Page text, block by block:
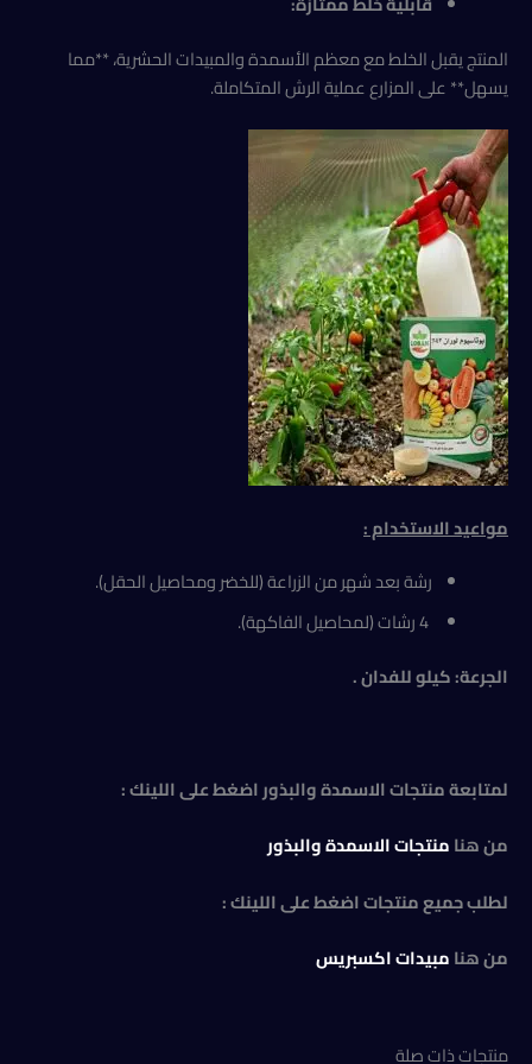
المنتج يقبل الخلط مع معظم الأسمدة والمبيدات الحشرية، **مما
يسهل** على المزارع عملية الرش المتكاملة.
مواعيد الاستخدام :
رشة بعد شهر من الزراعة (للخضر ومحاصيل الحقل).
الجرعة: كيلو للفدان .
لمتابعة منتجات الاسمدة والبذور اضغط على اللينك :
من هنامنتجات الاسمدة والبذور
لطلب جميع منتجات اضغط على اللينك :
من هنامبيدات اكسبريس
منتجات ذات صلة